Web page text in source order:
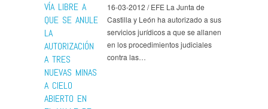
VÍA LIBRE A
QUE SE ANULE
LA
AUTORIZACIÓN
A TRES
NUEVAS MINAS
A CIELO
ABIERTO EN
16-03-2012 / EFE La Junta de
Castilla y León ha autorizado a sus
servicios jurídicos a que se allanen
en los procedimientos judiciales
contra las…